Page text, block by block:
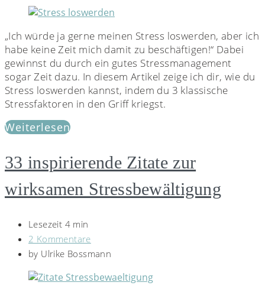
„Ich würde ja gerne meinen Stress loswerden, aber ich
habe keine Zeit mich damit zu beschäftigen!“ Dabei
gewinnst du durch ein gutes Stressmanagement
sogar Zeit dazu. In diesem Artikel zeige ich dir, wie du
Stress loswerden kannst, indem du 3 klassische
Stressfaktoren in den Griff kriegst.
Weiterlesen
33 inspirierende Zitate zur
wirksamen Stressbewältigung
Lesezeit 4 min
2 Kommentare
by Ulrike Bossmann